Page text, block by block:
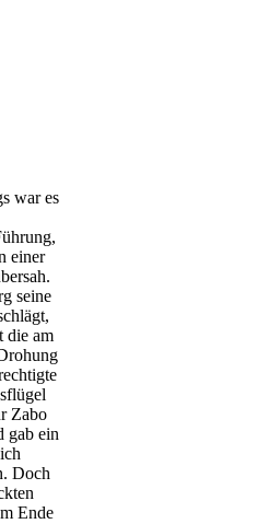
war es
einer
seine
die am
Zabo
gab ein
Doch
Ende